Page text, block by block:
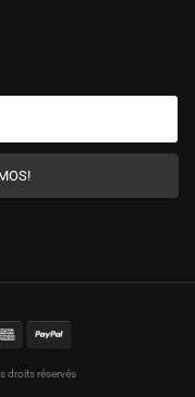
droits réservés